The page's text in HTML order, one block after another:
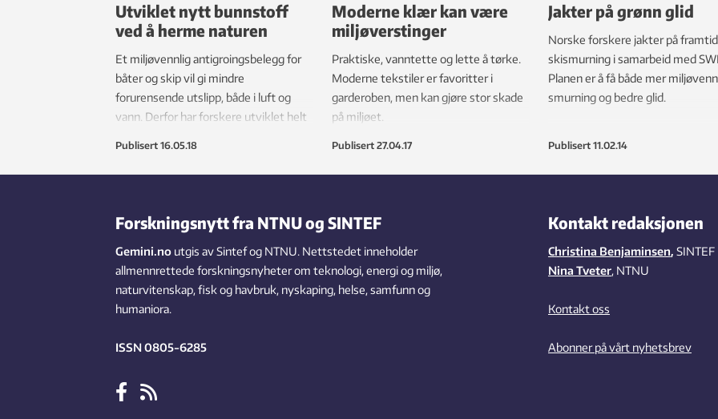
Utviklet nytt bunnstoff
ved å herme naturen
Et miljøvennlig antigroingsbelegg for
båter og skip vil gi mindre
forurensende utslipp, både i luft og
vann. Derfor har forskere utviklet helt
Publisert 16.05.18
Moderne klær kan være
miljøverstinger
Praktiske, vanntette og lette å tørke.
Moderne tekstiler er favoritter i
garderoben, men kan gjøre stor skade
på miljøet.
Publisert 27.04.17
Jakter på grønn glid
Norske forskere jakter på
skismurning i samarbeid med
Planen er å få både mer
smurning og bedre glid.
Publisert 11.02.14
Forskningsnytt fra NTNU og SINTEF
Gemini.no utgis av Sintef og NTNU. Nettstedet inneholder
allmennrettede forskningsnyheter om teknologi, energi og miljø,
naturvitenskap, fisk og havbruk, nyskaping, helse, samfunn og
humaniora.
ISSN 0805-6285
Kontakt redaksjonen
Christina Benjaminsen, SINTEF
Nina Tveter, NTNU
Kontakt oss
Abonner på vårt nyhetsbrev